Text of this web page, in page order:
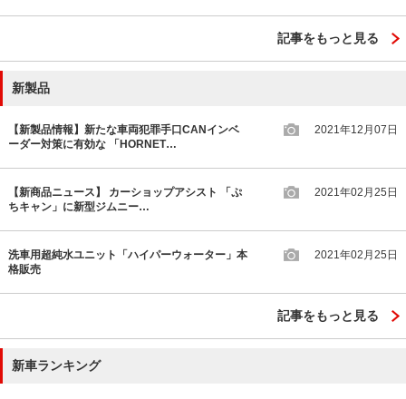
記事をもっと見る
新製品
【新製品情報】新たな車両犯罪手口CANインベ
ーダー対策に有効な 「HORNET…
2021年12月07日
【新商品ニュース】 カーショップアシスト 「ぷ
ちキャン」に新型ジムニー…
2021年02月25日
洗車用超純水ユニット「ハイパーウォーター」本
格販売
2021年02月25日
記事をもっと見る
新車ランキング